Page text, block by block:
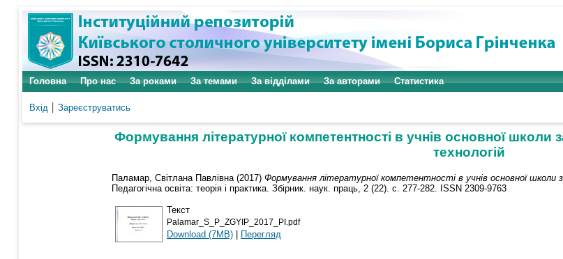
Головна Про нас За роками За темами За відділами За авторами Статистика
Вхід Зареєструватись
Формування літературної компетентності в учнів основної школи
технологій
Паламар, Світлана Павлівна (2017) Формування літературної компетентності в учнів основної школи
Педагогічна освіта: теорія і практика. Збірник. наук. праць, 2 (22). с. 277-282. ISSN 2309-9763
Текст
Palamar_S_P_ZGYIP_2017_PI.pdf
Download (7MB) | Перегляд